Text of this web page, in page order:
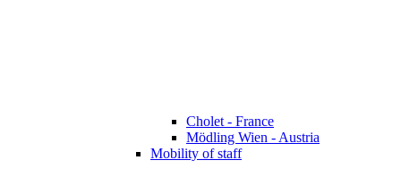
Cholet - France
Mödling Wien - Austria
Mobility of staff